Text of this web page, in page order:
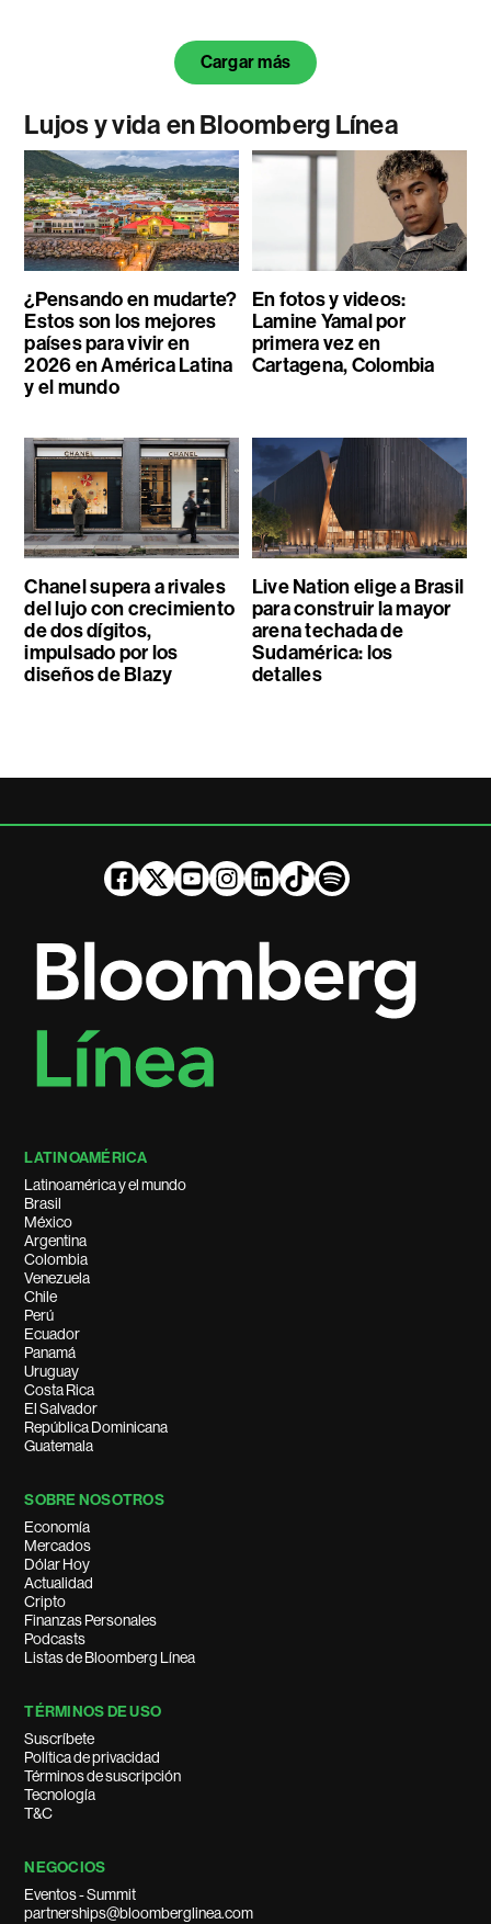
Cargar más
Lujos y vida en Bloomberg Línea
¿Pensando en mudarte?
Estos son los mejores
países para vivir en
2026 en América Latina
y el mundo
En fotos y videos:
Lamine Yamal por
primera vez en
Cartagena, Colombia
Chanel supera a rivales
del lujo con crecimiento
de dos dígitos,
impulsado por los
diseños de Blazy
Live Nation elige a Brasil
para construir la mayor
arena techada de
Sudamérica: los
detalles
LATINOAMÉRICA
Latinoamérica y el mundo
Brasil
México
Argentina
Colombia
Venezuela
Chile
Perú
Ecuador
Panamá
Uruguay
Costa Rica
El Salvador
República Dominicana
Guatemala
SOBRE NOSOTROS
Economía
Mercados
Dólar Hoy
Actualidad
Cripto
Finanzas Personales
Podcasts
Listas de Bloomberg Línea
TÉRMINOS DE USO
Suscríbete
Política de privacidad
Términos de suscripción
Tecnología
T&C
NEGOCIOS
Eventos - Summit
partnerships@bloomberglinea.com